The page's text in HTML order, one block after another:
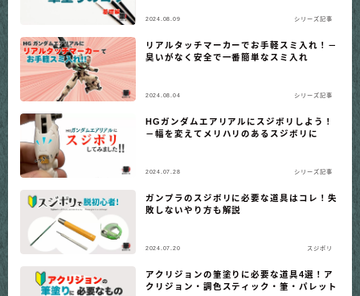
2024.08.09 シリーズ記事
リアルタッチマーカーでお手軽スミ入れ！－
臭いがなく安全で一番簡単なスミ入れ
2024.08.04 シリーズ記事
HGガンダムエアリアルにスジボリしよう！
－幅を変えてメリハリのあるスジボリに
2024.07.28 シリーズ記事
ガンプラのスジボリに必要な道具はコレ！失
敗しないやり方も解説
2024.07.20 スジボリ
アクリジョンの筆塗りに必要な道具4選！ア
クリジョン・調色スティック・筆・パレット